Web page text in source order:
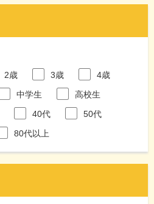
2歳 3歳
4歳
中学生
高校生
40代
50代
80代以上